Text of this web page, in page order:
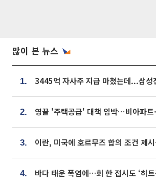
많이 본 뉴스
1.
2.
3.
4. 바다 태운 폭염에…회 한 접시도 ‘히트